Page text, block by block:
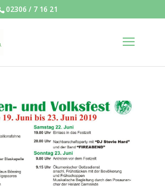
02306 / 7 16 21